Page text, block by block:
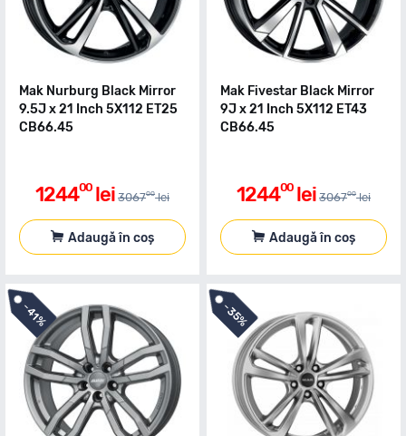
Mak Nurburg Black Mirror
9.5J x 21 Inch 5X112 ET25
CB66.45
124400 lei 306700 lei
Adaugă în coș
Mak Fivestar Black Mirror
9J x 21 Inch 5X112 ET43
CB66.45
124400 lei 306700 lei
Adaugă în coș
-41% -35%